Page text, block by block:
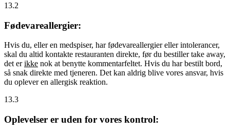
13.2
Fødevareallergier:
Hvis du, eller en medspiser, har fødevareallergier eller intolerancer,
skal du altid kontakte restauranten direkte, før du bestiller take away,
det erikke nok at benytte kommentarfeltet. Hvis du har bestilt bord,
så snak direkte med tjeneren. Det kan aldrig blive vores ansvar, hvis
du oplever en allergisk reaktion.
13.3
Oplevelser er uden for vores kontrol: